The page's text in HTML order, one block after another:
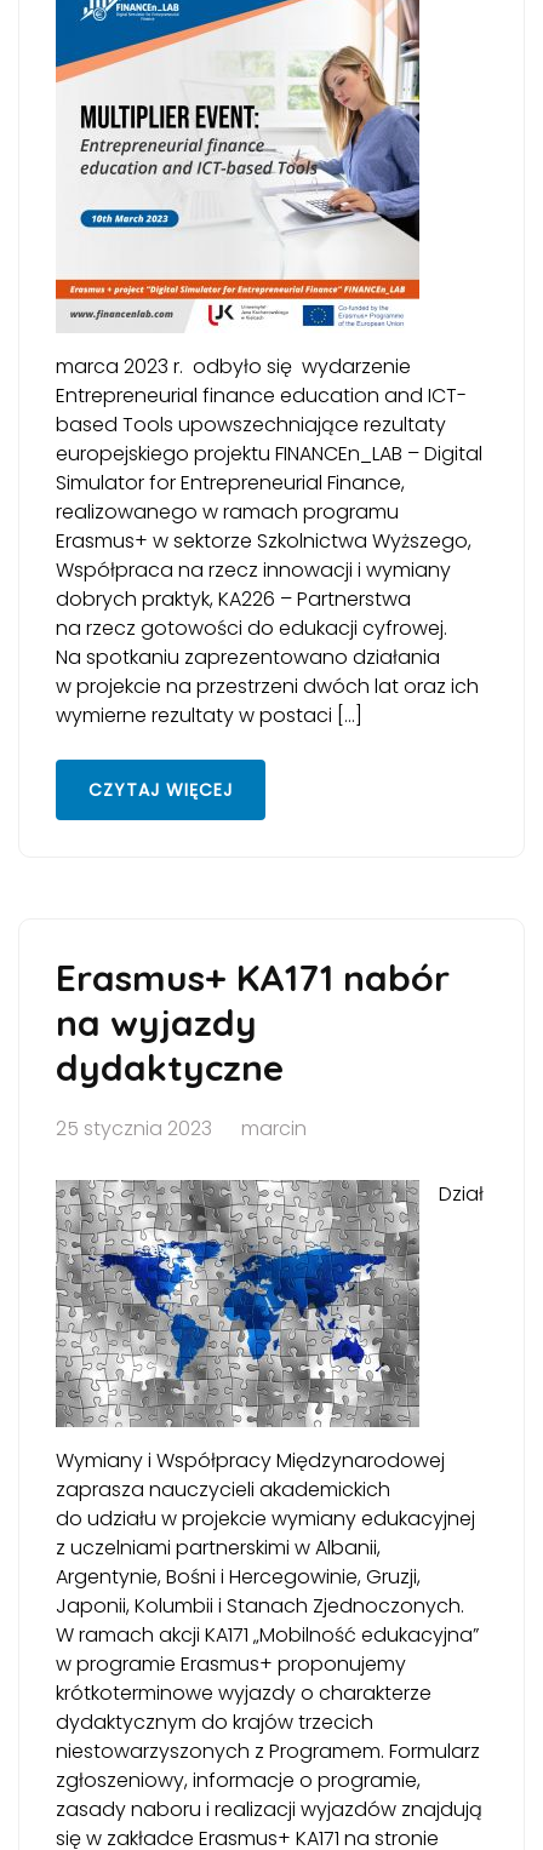
marca 2023 r. odbyło się wydarzenie
Entrepreneurial finance education and ICT-
based Tools upowszechniające rezultaty
europejskiego projektu FINANCEn_LAB – Digital
Simulator for Entrepreneurial Finance,
realizowanego w ramach programu
Erasmus+ w sektorze Szkolnictwa Wyższego,
Współpraca na rzecz innowacji i wymiany
dobrych praktyk, KA226 – Partnerstwa
na rzecz gotowości do edukacji cyfrowej.
Na spotkaniu zaprezentowano działania
w projekcie na przestrzeni dwóch lat oraz ich
wymierne rezultaty w postaci […]
CZYTAJ WIĘCEJ
Erasmus+ KA171 nabór
na wyjazdy
dydaktyczne
25 stycznia 2023 marcin
Dział
Wymiany i Współpracy Międzynarodowej
zaprasza nauczycieli akademickich
do udziału w projekcie wymiany edukacyjnej
z uczelniami partnerskimi w Albanii,
Argentynie, Bośni i Hercegowinie, Gruzji,
Japonii, Kolumbii i Stanach Zjednoczonych.
W ramach akcji KA171 „Mobilność edukacyjna”
w programie Erasmus+ proponujemy
krótkoterminowe wyjazdy o charakterze
dydaktycznym do krajów trzecich
niestowarzyszonych z Programem. Formularz
zgłoszeniowy, informacje o programie,
zasady naboru i realizacji wyjazdów znajdują
się w zakładce Erasmus+ KA171 na stronie